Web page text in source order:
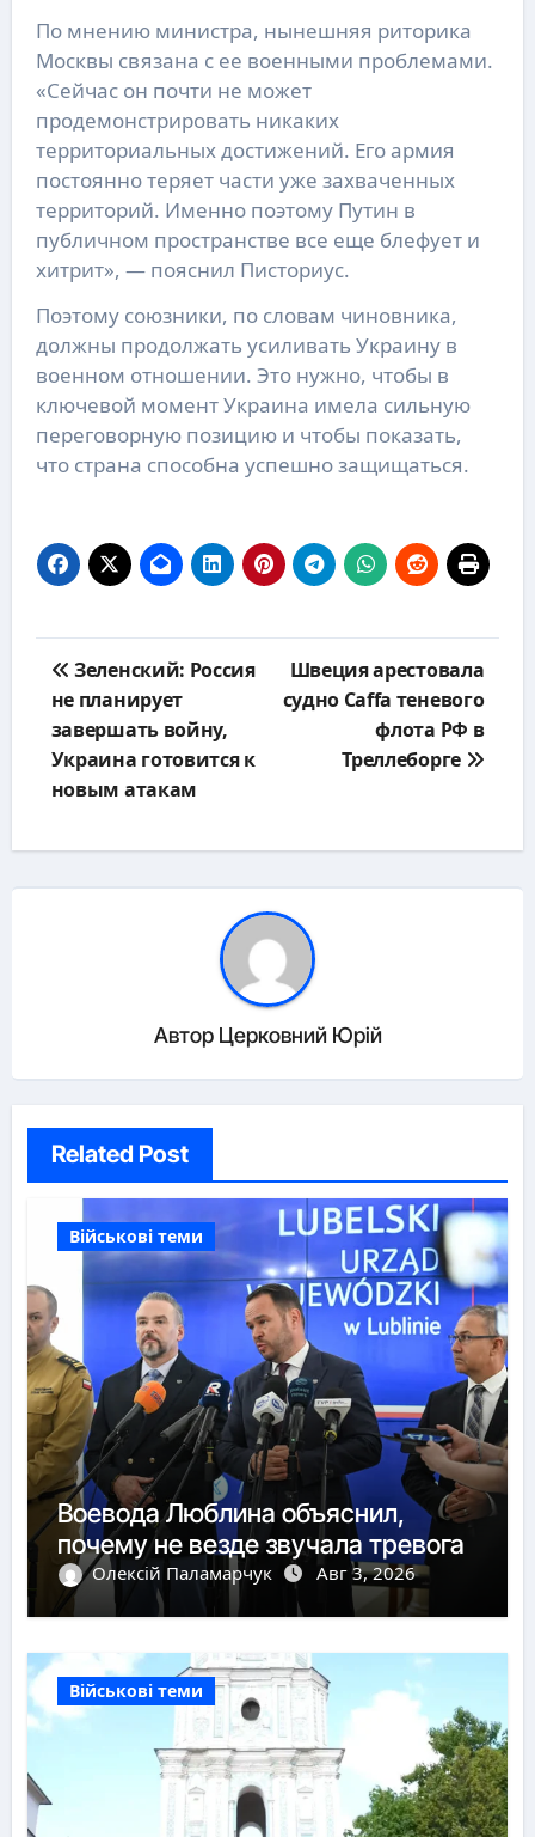
По мнению министра, нынешняя риторика
Москвы связана с ее военными проблемами.
«Сейчас он почти не может
продемонстрировать никаких
территориальных достижений. Его армия
постоянно теряет части уже захваченных
территорий. Именно поэтому Путин в
публичном пространстве все еще блефует и
хитрит», — пояснил Писториус.
Поэтому союзники, по словам чиновника,
должны продолжать усиливать Украину в
военном отношении. Это нужно, чтобы в
ключевой момент Украина имела сильную
переговорную позицию и чтобы показать,
что страна способна успешно защищаться.
по
записям
Зеленский: Россия
не планирует
завершать войну,
Украина готовится к
новым атакам
Швеция арестовала
судно Caffa теневого
флота РФ в
Треллеборге
Автор Церковний Юрій
Related Post
Військові теми
Воевода Люблина объяснил,
почему не везде звучала тревога
Олексій Паламарчук Авг 3, 2026
Військові теми